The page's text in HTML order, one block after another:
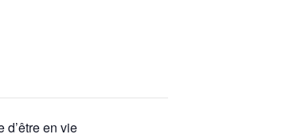
d’être en vie